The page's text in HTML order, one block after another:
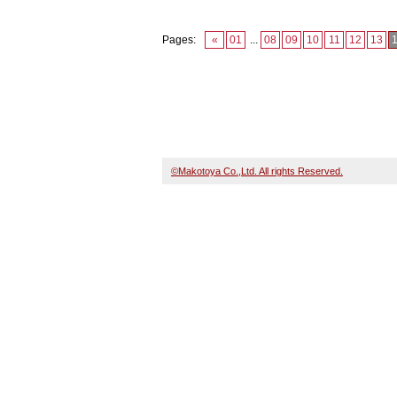
Pages: « 01 ... 08 09 10 11 12 13
©Makotoya Co.,Ltd. All rights Reserved.